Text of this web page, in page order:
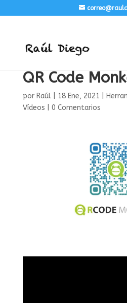
QR Code
por Raúl| 18 Ene, 2021
Vídeos
0 Comentarios